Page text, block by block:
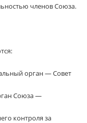
членов Союза.
орган — Совет
Союза —
контроля за